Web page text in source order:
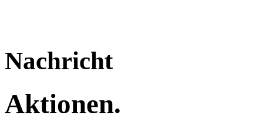
Nachricht
Aktionen.